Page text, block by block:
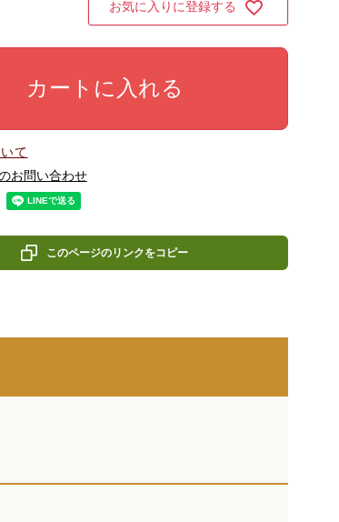
お気に入りに登録する
カートに入れる
て
お問い合わせ
このページのリンクをコピー